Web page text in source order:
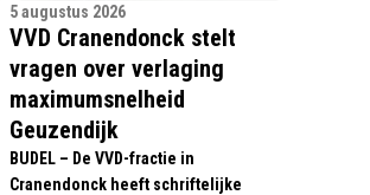
5 augustus 2026
VVD Cranendonck stelt
vragen over verlaging
maximumsnelheid
Geuzendijk
BUDEL – De VVD-fractie in
Cranendonck heeft schriftelijke